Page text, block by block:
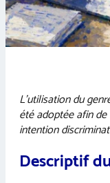
L’utilisation du
été adoptée afin
intention
Descriptif